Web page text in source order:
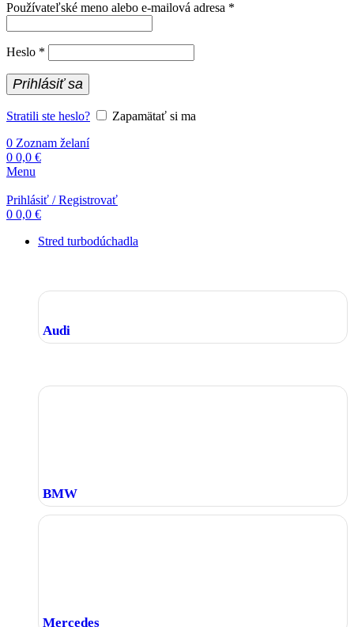
Používateľské meno alebo e-mailová adresa *
Heslo *
Prihlásiť sa
Stratili ste heslo?
Zapamätať si ma
0 Zoznam želaní
0 0,0 €
Menu
Prihlásiť / Registrovať
0 0,0 €
Stred turbodúchadla
Audi
BMW
Mercedes